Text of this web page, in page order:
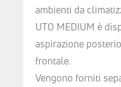
ambienti da
UTO MEDIUM è
aspirazione
frontale.
Vengono forniti